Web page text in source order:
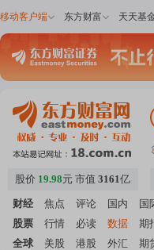
移动客户端 东方财富 天天基
股价 19.98元市值 3161亿
财经 焦点 评论 国内 国
股票
行情 必读 数据 期
全球
美股 港股 外汇 期